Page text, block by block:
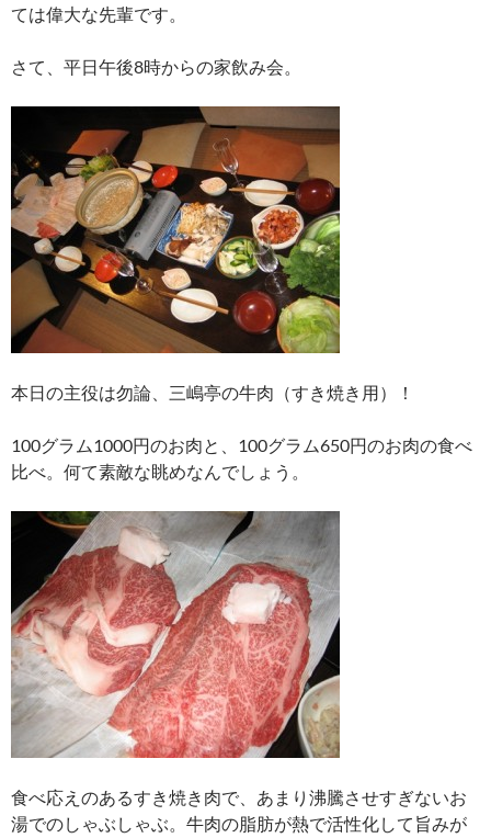
ては偉大な先輩です。
さて、平日午後8時からの家飲み会。
本日の主役は勿論、三嶋亭の牛肉（すき焼き用）！
100グラム1000円のお肉と、100グラム650円のお肉の食べ
比べ。何て素敵な眺めなんでしょう。
食べ応えのあるすき焼き肉で、あまり沸騰させすぎないお
湯でのしゃぶしゃぶ。牛肉の脂肪が熱で活性化して旨みが